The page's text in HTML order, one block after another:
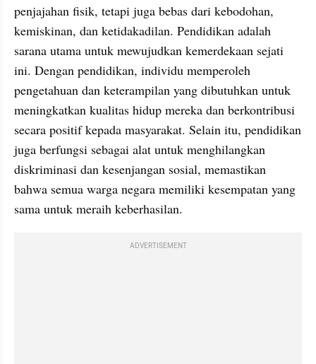
penjajahan fisik, tetapi juga bebas dari kebodohan,
kemiskinan, dan ketidakadilan. Pendidikan adalah
sarana utama untuk mewujudkan kemerdekaan sejati
ini. Dengan pendidikan, individu memperoleh
pengetahuan dan keterampilan yang dibutuhkan untuk
meningkatkan kualitas hidup mereka dan berkontribusi
secara positif kepada masyarakat. Selain itu, pendidikan
juga berfungsi sebagai alat untuk menghilangkan
diskriminasi dan kesenjangan sosial, memastikan
bahwa semua warga negara memiliki kesempatan yang
sama untuk meraih keberhasilan.
ADVERTISEMENT